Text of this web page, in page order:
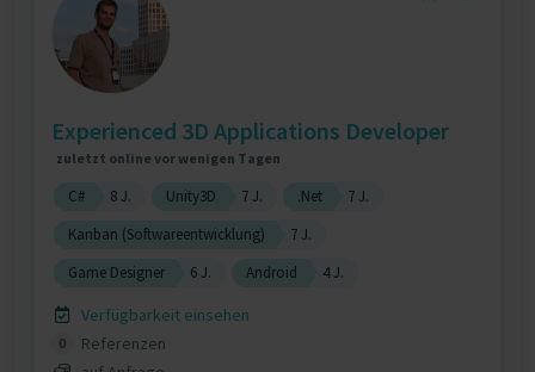
Experienced 3D Applications Developer
zuletzt online vor wenigen Tagen
C# 8 J. Unity3D 7 J. .Net
7 J.
Kanban (Softwareentwicklung)
7 J.
Game Designer
6 J. Android 4 J.
Verfügbarkeit einsehen
0
Referenzen